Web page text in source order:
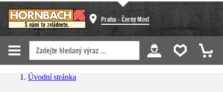
Praha - Černý Most
Úvodní stránka